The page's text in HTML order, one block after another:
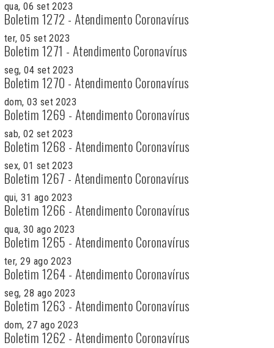
qua, 06 set 2023
Boletim 1272 - Atendimento Coronavírus
ter, 05 set 2023
Boletim 1271 - Atendimento Coronavírus
seg, 04 set 2023
Boletim 1270 - Atendimento Coronavírus
dom, 03 set 2023
Boletim 1269 - Atendimento Coronavírus
sab, 02 set 2023
Boletim 1268 - Atendimento Coronavírus
sex, 01 set 2023
Boletim 1267 - Atendimento Coronavírus
qui, 31 ago 2023
Boletim 1266 - Atendimento Coronavírus
qua, 30 ago 2023
Boletim 1265 - Atendimento Coronavírus
ter, 29 ago 2023
Boletim 1264 - Atendimento Coronavírus
seg, 28 ago 2023
Boletim 1263 - Atendimento Coronavírus
dom, 27 ago 2023
Boletim 1262 - Atendimento Coronavírus